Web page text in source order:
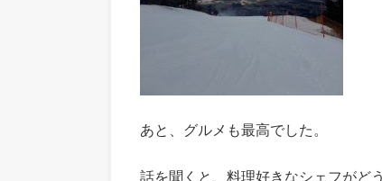
あと、グルメも最高でした。
話を聞くと、料理好きなシェフがど